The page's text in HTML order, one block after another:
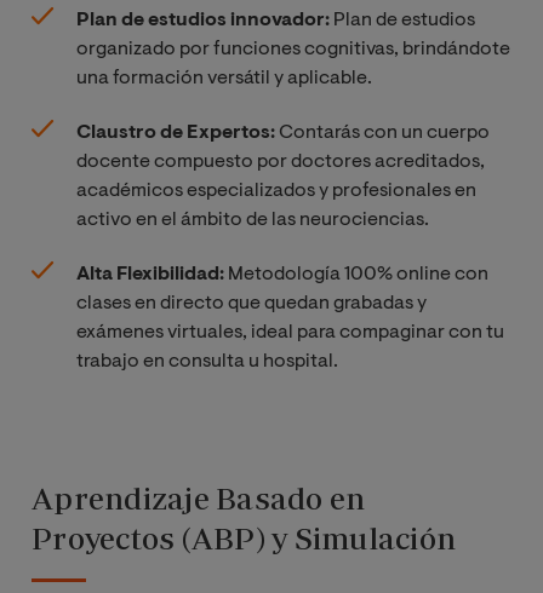
Plan de estudios innovador: Plan de estudios
organizado por funciones cognitivas, brindándote
una formación versátil y aplicable.
Claustro de Expertos: Contarás con un cuerpo
docente compuesto por doctores acreditados,
académicos especializados y profesionales en
activo en el ámbito de las neurociencias.
Alta Flexibilidad: Metodología 100% online con
clases en directo que quedan grabadas y
exámenes virtuales, ideal para compaginar con tu
trabajo en consulta u hospital.
Aprendizaje Basado en
Proyectos (ABP) y Simulación